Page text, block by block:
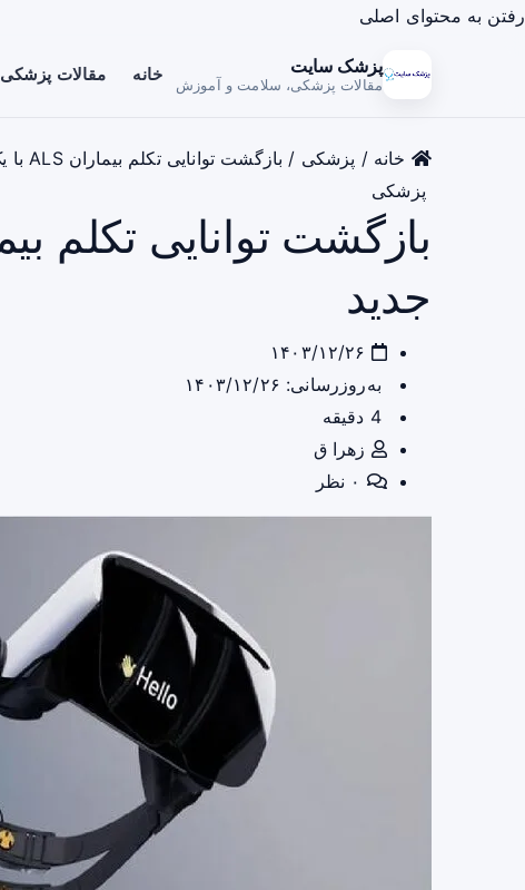
رفتن به محتوای اصلی
پزشک سایت
مقالات پزشکی، سلامت و آموزش خانه مقالات پزشکی
خانه / پزشکی / بازگشت توانایی تکلم بیماران ALS با یک هدست جدید
پزشکی
جدید
به‌روزرسانی: ۱۴۰۳/۱۲/۲۶
4 دقیقه
زهرا ق